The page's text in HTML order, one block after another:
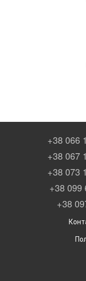
+38 066
+38 067
+38 073
+38 099
+38